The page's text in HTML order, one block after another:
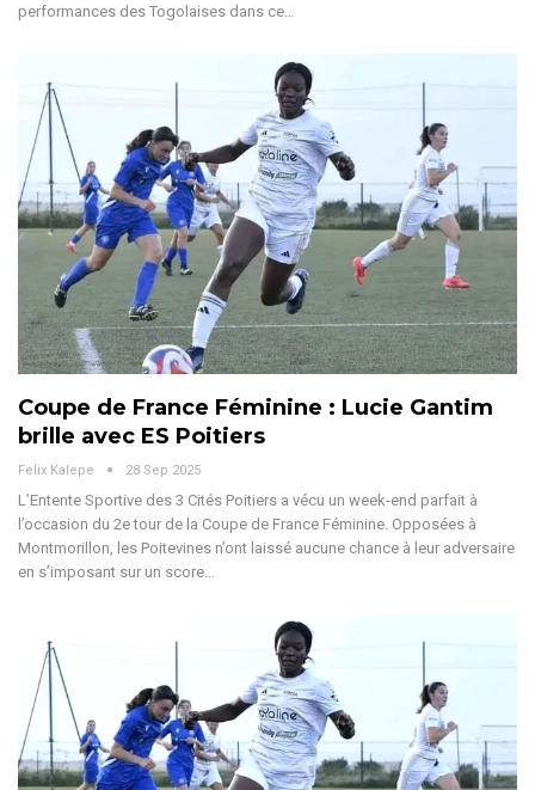
performances des Togolaises dans ce…
Coupe de France Féminine : Lucie Gantim
brille avec ES Poitiers
Felix Kalepe 28 Sep 2025
L’Entente Sportive des 3 Cités Poitiers a vécu un week-end parfait à
l’occasion du 2e tour de la Coupe de France Féminine. Opposées à
Montmorillon, les Poitevines n’ont laissé aucune chance à leur adversaire
en s’imposant sur un score